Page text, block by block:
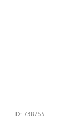
ID: 738755